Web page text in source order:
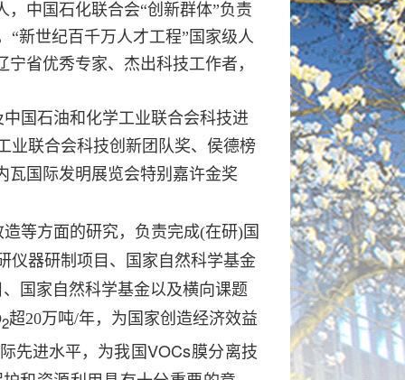
中国石化联合会“创新群体”负责
“新世纪百千万人才工程”国家级人
宁省优秀专家、杰出科技工作者，
国石油和化学工业联合会科技进
业联合会科技创新团队奖、 侯德榜
瓦国际发明展览会特别嘉许金奖
等方面的研究，负责完成(在研)国
仪器研制项目、国家自然科学基金
国家自然科学基金以及横向课题
2超20万吨/年，为国家创造经济效益
先进水平， 为我国VOCs膜分离技